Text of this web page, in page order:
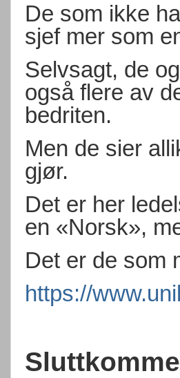
De som ikke
sjef mer som
Selvsagt, de
også flere av
bedriten.
Men de sier
gjør.
Det er her
en «Norsk»,
Det er de som
https://